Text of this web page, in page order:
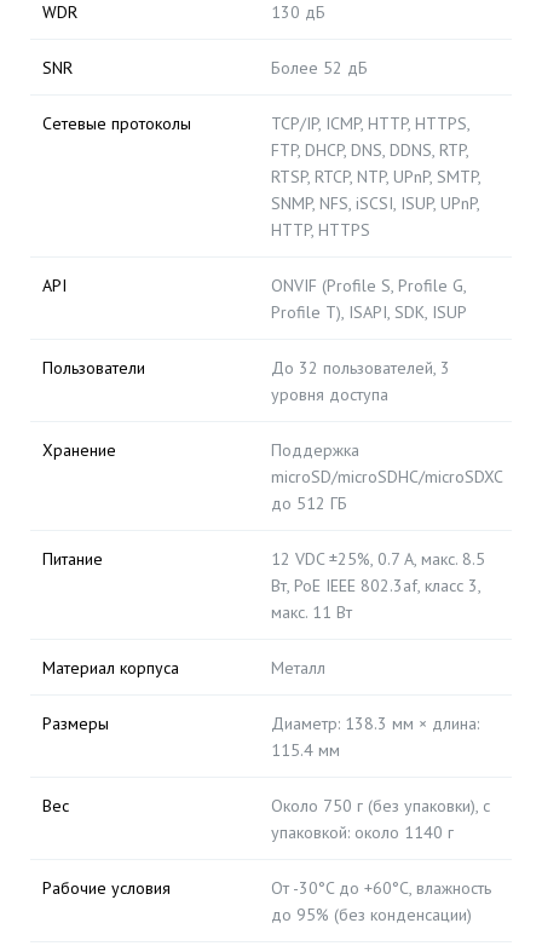
WDR 130 дБ
SNR Более 52 дБ
Сетевые протоколы
TCP/IP, ICMP, HTTP, HTTPS,
FTP, DHCP, DNS, DDNS, RTP,
RTSP, RTCP, NTP, UPnP, SMTP,
SNMP, NFS, iSCSI, ISUP, UPnP,
HTTP, HTTPS
API
ONVIF (Profile S, Profile G,
Profile T), ISAPI, SDK, ISUP
Пользователи
До 32 пользователей, 3
уровня доступа
Хранение
Поддержка
microSD/microSDHC/microSDXC
до 512 ГБ
Питание
12 VDC ±25%, 0.7 А, макс. 8.5
Вт, PoE IEEE 802.3af, класс 3,
макс. 11 Вт
Материал корпуса Металл
Размеры
Диаметр: 138.3 мм × длина:
115.4 мм
Вес
Около 750 г (без упаковки), с
упаковкой: около 1140 г
Рабочие условия
От -30°C до +60°C, влажность
до 95% (без конденсации)